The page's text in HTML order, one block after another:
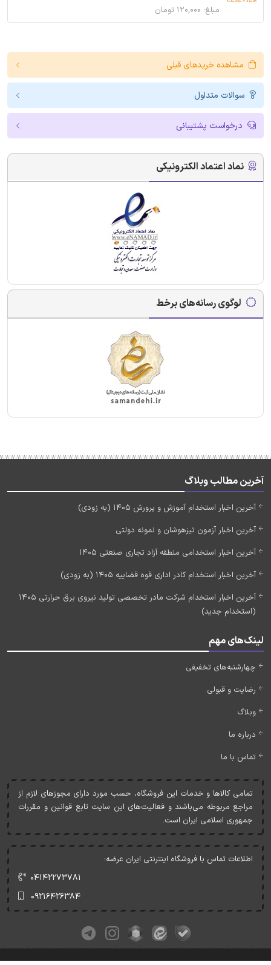
مبلغ: ۱۲۰,۰۰۰ تومان
مشاهده خریدهای قبلی
سوالات متداول
درخواست پشتیبانی
نماد اعتماد الکترونیکی
لوگوی رسانه‌های برخط
آخرین مطالب وبلاگ
آخرین اخبار استخدام آموزش و پرورش 1405 (به زودی)
آخرین اخبار آزمون تیزهوشان و نمونه دولتی
آخرین اخبار استخدامی منطقه آزاد تجاری صنعتی 1405
آخرین اخبار استخدام کادر اداری قوه قضاییه 1405 (به زودی)
آخرین اخبار استخدام شرکت مادر تخصصی تولید نیروی برق حرارتی 1405
(استخدام جدید)
لینک‌های مهم
چهارشنبه‌های تخفیفی
رضایت و قبولی
وبلاگ
درباره ما
تماس با ما
تمامی کالاها و خدمات اين فروشگاه، حسب مورد دارای مجوزهای لازم از
مراجع مربوطه می‌باشند و فعاليت‌های اين سايت تابع قوانين و مقررات
جمهوری اسلامی ايران است.
اطلاعات تماس با فروشگاه اینترنتی ایران عرضه:
۰۴۱۴۲۲۷۳۷۸۱
۰۹۲۱۶۴۲۶۳۸۴